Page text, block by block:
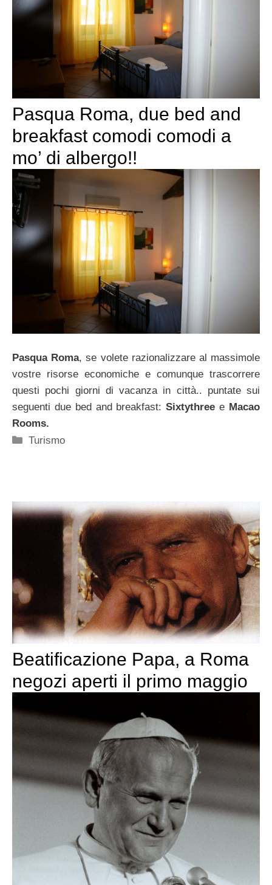
Pasqua Roma, due bed and
breakfast comodi comodi a
mo’ di albergo!!
Pasqua Roma, se volete razionalizzare al massimole
vostre risorse economiche e comunque trascorrere
questi pochi giorni di vacanza in città.. puntate sui
seguenti due bed and breakfast:Sixtythree e Macao
Rooms.
Categorie
Turismo
Beatificazione Papa, a Roma
negozi aperti il primo maggio